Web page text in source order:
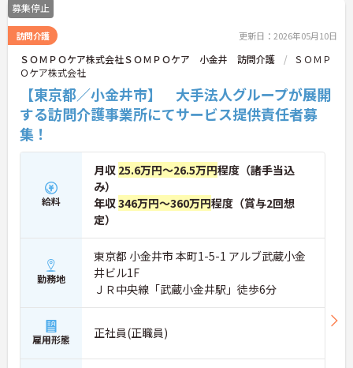
募集停止
訪問介護 更新日：2026年05月10日
ＳＯＭＰＯケア株式会社ＳＯＭＰＯケア 小金井 訪問介護
ＳＯＭＰ
Ｏケア株式会社
【東京都／小金井市】 大手法人グループが展開
する訪問介護事業所にてサービス提供責任者募
集！
給料
月収 25.6万円～26.5万円程度（諸手当込
み）
年収346万円～360万円程度（賞与2回想
定）
勤務地
東京都 小金井市 本町1-5-1 アルブ武蔵小金
井ビル1F
ＪＲ中央線「武蔵小金井駅」徒歩6分
雇用形態 正社員(正職員)